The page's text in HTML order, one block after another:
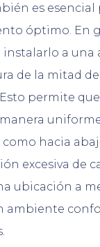
es esencial
óptimo. En
instalarlo a una
de la mitad de
permite
hacia
excesiva de
ubicación a
ambiente